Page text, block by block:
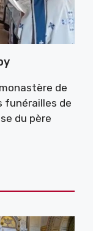
de
funérailles de
du père